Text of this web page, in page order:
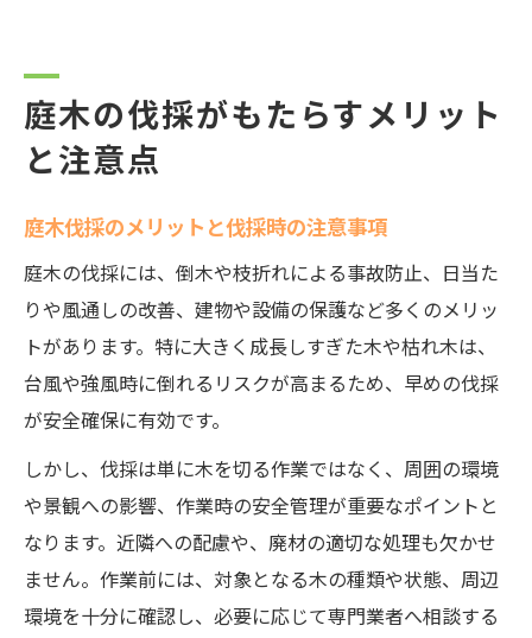
庭木の伐採がもたらすメリット
と注意点
庭木伐採のメリットと伐採時の注意事項
庭木の伐採には、倒木や枝折れによる事故防止、日当た
りや風通しの改善、建物や設備の保護など多くのメリッ
トがあります。特に大きく成長しすぎた木や枯れ木は、
台風や強風時に倒れるリスクが高まるため、早めの伐採
が安全確保に有効です。
しかし、伐採は単に木を切る作業ではなく、周囲の環境
や景観への影響、作業時の安全管理が重要なポイントと
なります。近隣への配慮や、廃材の適切な処理も欠かせ
ません。作業前には、対象となる木の種類や状態、周辺
環境を十分に確認し、必要に応じて専門業者へ相談する